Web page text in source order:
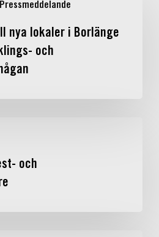
Pressmeddelande
nya lokaler i Borlänge
och
och